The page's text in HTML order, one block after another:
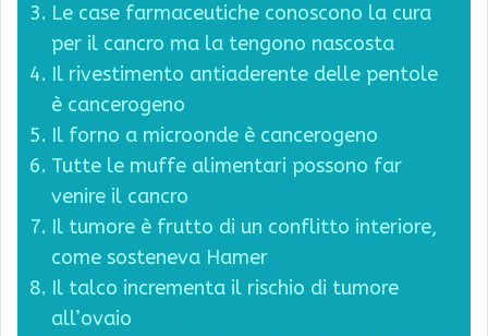
Le case farmaceutiche conoscono la cura
per il cancro ma la tengono nascosta
Il rivestimento antiaderente delle pentole
è cancerogeno
Il forno a microonde è cancerogeno
Tutte le muffe alimentari possono far
venire il cancro
Il tumore è frutto di un conflitto interiore,
come sosteneva Hamer
Il talco incrementa il rischio di tumore
all’ovaio